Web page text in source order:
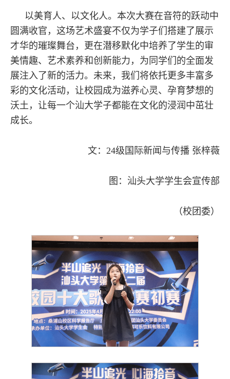
以美育人、以文化人。本次大赛在音符的跃动中
圆满收官，这场艺术盛宴不仅为学子们搭建了展示
才华的璀璨舞台，更在潜移默化中培养了学生的审
美情趣、艺术素养和创新能力，为同学们的全面发
展注入了新的活力。未来，我们将依托更多丰富多
彩的文化活动，让校园成为滋养心灵、孕育梦想的
沃土，让每一个汕大学子都能在文化的浸润中茁壮
成长。
文：24级国际新闻与传播 张梓薇
图：汕头大学学生会宣传部
（校团委）